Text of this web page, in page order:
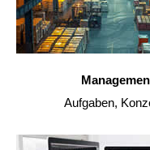
Aufgaben,